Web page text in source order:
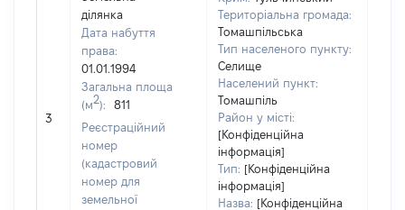
3
ділянка
Дата набуття
права:
01.01.1994
Загальна площа
(м2):
811
Реєстраційний
номер
(кадастровий
номер для
земельної
Територіальна громада:
Томашпільська
Тип населеного пункту:
Селище
Населений пункт:
Томашпіль
Район у місті:
[Конфіденційна
інформація]
Тип: [Конфіденційна
інформація]
Назва: [Конфіденційна